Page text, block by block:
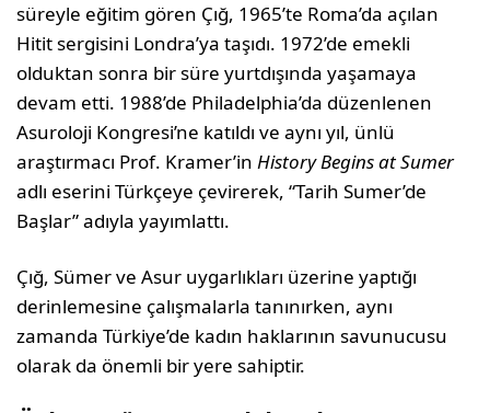
süreyle eğitim gören Çığ, 1965’te Roma’da açılan
Hitit sergisini Londra’ya taşıdı. 1972’de emekli
olduktan sonra bir süre yurtdışında yaşamaya
devam etti. 1988’de Philadelphia’da düzenlenen
Asuroloji Kongresi’ne katıldı ve aynı yıl, ünlü
araştırmacı Prof. Kramer’inHistory Begins at Sumer
adlı eserini Türkçeye çevirerek, “Tarih Sumer’de
Başlar” adıyla yayımlattı.
Çığ, Sümer ve Asur uygarlıkları üzerine yaptığı
derinlemesine çalışmalarla tanınırken, aynı
zamanda Türkiye’de kadın haklarının savunucusu
olarak da önemli bir yere sahiptir.